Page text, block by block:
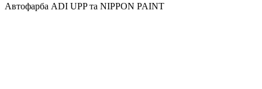
Автофарба ADI UPP та NIPPON PAINT